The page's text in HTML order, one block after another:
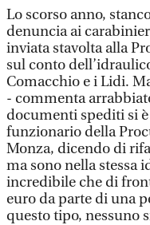
Lo scorso anno,
denuncia ai
inviata stavolta alla
sul conto
Comacchio e i Lidi.
- commenta
documenti spediti si
funzionario della
Monza, dicendo di
ma sono nella stessa
incredibile che di
euro da parte di una
questo tipo, nessuno